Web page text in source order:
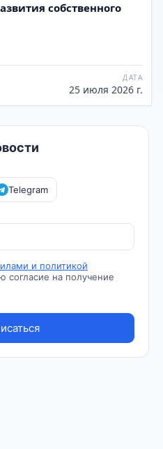
собственного
ДАТА
25 июля 2026 г.